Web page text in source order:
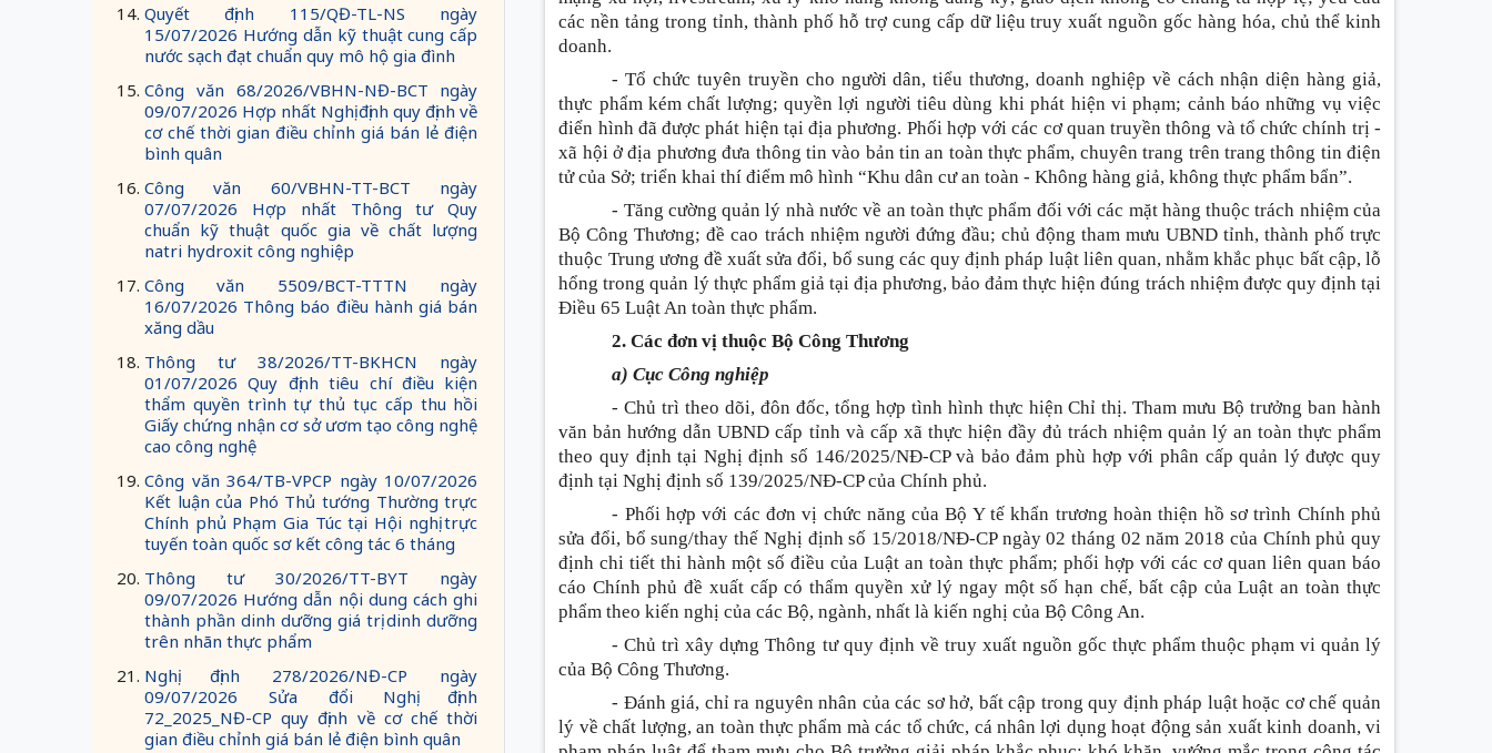
Quyết định 115/QĐ-TL-NS ngày
15/07/2026 Hướng dẫn kỹ thuật cung cấp
nước sạch đạt chuẩn quy mô hộ gia đình
Công văn 68/2026/VBHN-NĐ-BCT ngày
09/07/2026 Hợp nhất Nghị định quy định về
cơ chế thời gian điều chỉnh giá bán lẻ điện
bình quân
Công văn 60/VBHN-TT-BCT ngày
07/07/2026 Hợp nhất Thông tư Quy
chuẩn kỹ thuật quốc gia về chất lượng
natri hydroxit công nghiệp
Công văn 5509/BCT-TTTN ngày
16/07/2026 Thông báo điều hành giá bán
xăng dầu
Thông tư 38/2026/TT-BKHCN ngày
01/07/2026 Quy định tiêu chí điều kiện
thẩm quyền trình tự thủ tục cấp thu hồi
Giấy chứng nhận cơ sở ươm tạo công nghệ
cao công nghệ
Công văn 364/TB-VPCP ngày 10/07/2026
Kết luận của Phó Thủ tướng Thường trực
Chính phủ Phạm Gia Túc tại Hội nghị trực
tuyến toàn quốc sơ kết công tác 6 tháng
Thông tư 30/2026/TT-BYT ngày
09/07/2026 Hướng dẫn nội dung cách ghi
thành phần dinh dưỡng giá trị dinh dưỡng
trên nhãn thực phẩm
Nghị định 278/2026/NĐ-CP ngày
09/07/2026 Sửa đổi Nghị định
72_2025_NĐ-CP quy định về cơ chế thời
gian điều chỉnh giá bán lẻ điện bình quân
các nền tảng trong tỉnh, thành phố hỗ trợ cung cấp dữ liệu truy xuất nguồn gốc hàng hóa, chủ thể kinh
doanh.
- Tổ chức tuyên truyền cho người dân, tiểu thương, doanh nghiệp về cách nhận diện hàng giả,
thực phẩm kém chất lượng; quyền lợi người tiêu dùng khi phát hiện vi phạm; cảnh báo những vụ việc
điển hình đã được phát hiện tại địa phương. Phối hợp với các cơ quan truyền thông và tổ chức chính trị -
xã hội ở địa phương đưa thông tin vào bản tin an toàn thực phẩm, chuyên trang trên trang thông tin điện
tử của Sở; triển khai thí điểm mô hình “Khu dân cư an toàn - Không hàng giả, không thực phẩm bẩn”.
- Tăng cường quản lý nhà nước về an toàn thực phẩm đối với các mặt hàng thuộc trách nhiệm của
Bộ Công Thương; đề cao trách nhiệm người đứng đầu; chủ động tham mưu UBND tỉnh, thành phố trực
thuộc Trung ương đề xuất sửa đổi, bổ sung các quy định pháp luật liên quan, nhằm khắc phục bất cập, lỗ
hổng trong quản lý thực phẩm giả tại địa phương, bảo đảm thực hiện đúng trách nhiệm được quy định tại
Điều 65 Luật An toàn thực phẩm.
2. Các đơn vị thuộc Bộ Công Thương
a) Cục Công nghiệp
- Chủ trì theo dõi, đôn đốc, tổng hợp tình hình thực hiện Chỉ thị. Tham mưu Bộ trưởng ban hành
văn bản hướng dẫn UBND cấp tỉnh và cấp xã thực hiện đầy đủ trách nhiệm quản lý an toàn thực phẩm
theo quy định tại Nghị định số 146/2025/NĐ-CP và bảo đảm phù hợp với phân cấp quản lý được quy
định tại Nghị định số 139/2025/NĐ-CP của Chính phủ.
- Phối hợp với các đơn vị chức năng của Bộ Y tế khẩn trương hoàn thiện hồ sơ trình Chính phủ
sửa đổi, bổ sung/thay thế Nghị định số 15/2018/NĐ-CP ngày 02 tháng 02 năm 2018 của Chính phủ quy
định chi tiết thi hành một số điều của Luật an toàn thực phẩm; phối hợp với các cơ quan liên quan báo
cáo Chính phủ đề xuất cấp có thẩm quyền xử lý ngay một số hạn chế, bất cập của Luật an toàn thực
phẩm theo kiến nghị của các Bộ, ngành, nhất là kiến nghị của Bộ Công An.
- Chủ trì xây dựng Thông tư quy định về truy xuất nguồn gốc thực phẩm thuộc phạm vi quản lý
của Bộ Công Thương.
- Đánh giá, chỉ ra nguyên nhân của các sơ hở, bất cập trong quy định pháp luật hoặc cơ chế quản
lý về chất lượng, an toàn thực phẩm mà các tổ chức, cá nhân lợi dụng hoạt động sản xuất kinh doanh, vi